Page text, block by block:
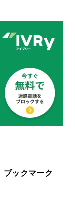
ブックマーク